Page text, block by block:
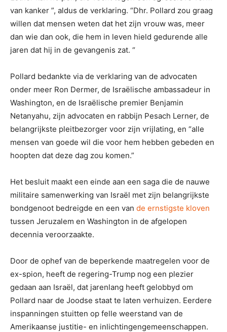
van kanker ”, aldus de verklaring. “Dhr. Pollard zou graag
willen dat mensen weten dat het zijn vrouw was, meer
dan wie dan ook, die hem in leven hield gedurende alle
jaren dat hij in de gevangenis zat. “
Pollard bedankte via de verklaring van de advocaten
onder meer Ron Dermer, de Israëlische ambassadeur in
Washington, en de Israëlische premier Benjamin
Netanyahu, zijn advocaten en rabbijn Pesach Lerner, de
belangrijkste pleitbezorger voor zijn vrijlating, en “alle
mensen van goede wil die voor hem hebben gebeden en
hoopten dat deze dag zou komen.”
Het besluit maakt een einde aan een saga die de nauwe
militaire samenwerking van Israël met zijn belangrijkste
bondgenoot bedreigde en een van de ernstigste kloven
tussen Jeruzalem en Washington in de afgelopen
decennia veroorzaakte.
Door de ophef van de beperkende maatregelen voor de
ex-spion, heeft de regering-Trump nog een plezier
gedaan aan Israël, dat jarenlang heeft gelobbyd om
Pollard naar de Joodse staat te laten verhuizen. Eerdere
inspanningen stuitten op felle weerstand van de
Amerikaanse justitie- en inlichtingengemeenschappen.